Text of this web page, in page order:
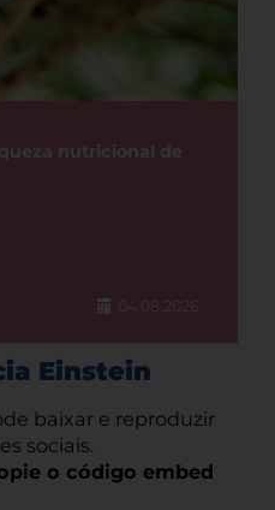
nutricional de
04.08.2026
Einstein
baixar e reproduzir
sociais.
o código embed